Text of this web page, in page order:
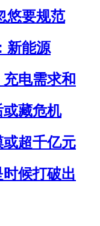
悠要规范
新能源
电需求和
藏危机
超千亿元
候打破出